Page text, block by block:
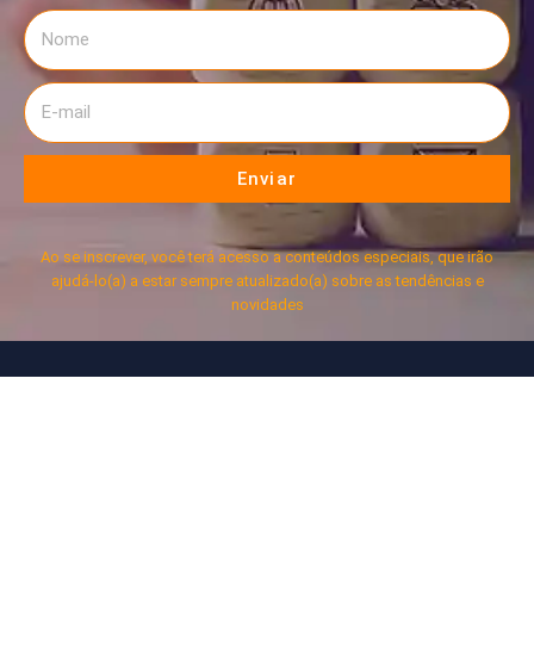
Enviar
Ao se inscrever, você terá acesso a conteúdos especiais, que irão
ajudá-lo(a) a estar sempre atualizado(a) sobre as tendências e
novidades